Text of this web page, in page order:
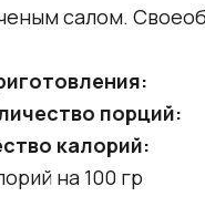
салом.
порций:
калорий:
на 100 гр